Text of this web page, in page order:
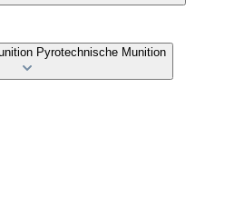
Pyrotechnische Munition